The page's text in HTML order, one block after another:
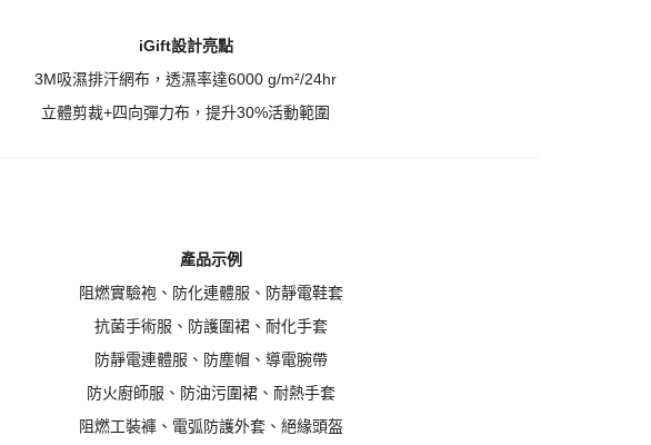
iGift設計亮點
3M吸濕排汗網布，透濕率達6000 g/m²/24hr
立體剪裁+四向彈力布，提升30%活動範圍
產品示例
阻燃實驗袍、防化連體服、防靜電鞋套
抗菌手術服、防護圍裙、耐化手套
防靜電連體服、防塵帽、導電腕帶
防火廚師服、防油污圍裙、耐熱手套
阻燃工裝褲、電弧防護外套、絕緣頭盔